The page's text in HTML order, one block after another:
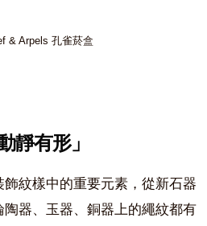
& Arpels 孔雀菸盒
動靜有形」
紋樣中的重要元素，從新石器
器、玉器、銅器上的繩紋都有